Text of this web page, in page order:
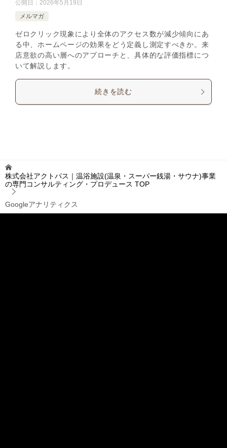
公開日： 2026年5月19日
メルマガ
ゼロクリック現象により全体のアクセス数が減少傾向にあ
る中、ホームページの効果をどう定義し測定すべきか。来
店意欲の高い層へのアプローチと、具体的な評価指標につ
いて解説します。
続きを読む
株式会社アクトパス｜温浴施設(温泉・スーパー銭湯・サウナ)事業
の専門コンサルティング・プロデュース TOP
Googleアナリティクス